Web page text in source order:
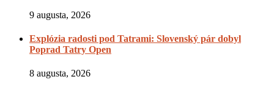
9 augusta, 2026
Explózia radosti pod Tatrami: Slovenský pár dobyl
Poprad Tatry Open
8 augusta, 2026